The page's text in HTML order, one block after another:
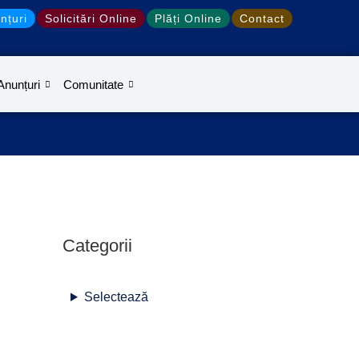
Solicitări Online Plăți Online Contact
Comunitate
Categorii
Selectează
S
a